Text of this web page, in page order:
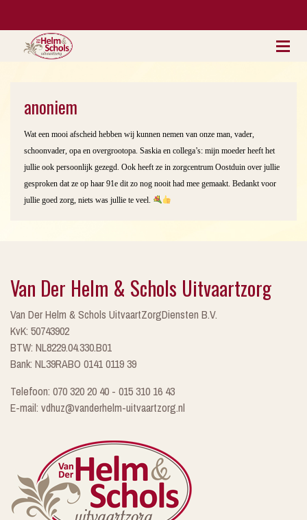
anoniem
Wat een mooi afscheid hebben wij kunnen nemen van onze man, vader,
schoonvader, opa en overgrootopa. Saskia en collega’s: mijn moeder heeft het
jullie ook persoonlijk gezegd. Ook heeft ze in zorgcentrum Oostduin over jullie
gesproken dat ze op haar 91e dit zo nog nooit had mee gemaakt. Bedankt voor
jullie goed zorg, niets was jullie te veel.
Van Der Helm & Schols Uitvaartzorg
Van Der Helm & Schols UitvaartZorgDiensten B.V.
KvK: 50743902
BTW: NL8229.04.330.B01
Bank: NL39RABO 0141 0119 39
Telefoon: 070 320 20 40 - 015 310 16 43
E-mail: vdhuz@vanderhelm-uitvaartzorg.nl